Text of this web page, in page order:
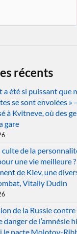
récents
a été si puissant que
se sont envolées »
à Kvitneve, où des
gare
culte de la
une vie meilleure ?
de Kiev, une
Vitaliy Dudin
de la Russie
danger de l’amnésie
le pacte Molotov-